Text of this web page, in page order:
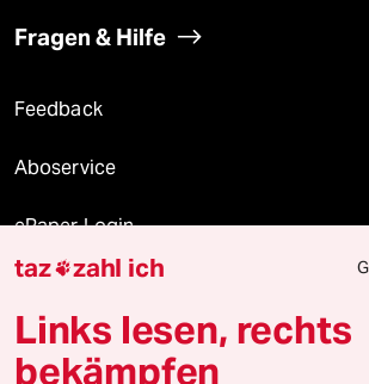
Fragen & Hilfe
Feedback
Aboservice
ePaper Login
Downloads für Abonnierende
taz zahl ich
Links lesen, rechts
bekämpfen